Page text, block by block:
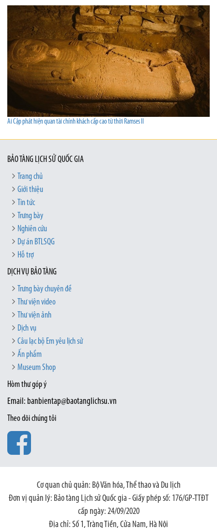
Ai Cập phát hiện quan tài chính khách cấp cao từ thời Ramses II
BẢO TÀNG LỊCH SỬ QUỐC GIA
Trang chủ
Giới thiệu
Tin tức
Trưng bày
Nghiên cứu
Dự án BTLSQG
Hỗ trợ
DỊCH VỤ BẢO TÀNG
Trưng bày chuyên đề
Thư viện video
Thư viện ảnh
Dịch vụ
Câu lạc bộ Em yêu lịch sử
Ấn phẩm
Museum Shop
Hòm thư góp ý
Email: banbientap@baotanglichsu.vn
Theo dõi chúng tôi
Cơ quan chủ quản: Bộ Văn hóa, Thể thao và Du lịch
Đơn vị quản lý: Bảo tàng Lịch sử Quốc gia - Giấy phép số: 176/GP-TTĐT
cấp ngày: 24/09/2020
Địa chỉ: Số 1, Tràng Tiền, Cửa Nam, Hà Nội